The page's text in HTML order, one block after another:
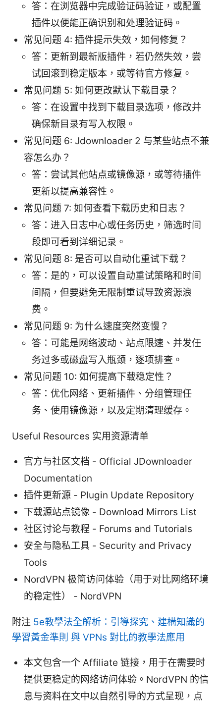
答：在浏览器中完成验证码验证，或配置
插件以便能正确识别和处理验证码。
常见问题 4: 插件提示失效，如何修复？
答：更新到最新版插件，若仍然失效，尝
试回滚到稳定版本，或等待官方修复。
常见问题 5: 如何更改默认下载目录？
答：在设置中找到下载目录选项，修改并
确保新目录有写入权限。
常见问题 6: Jdownloader 2 与某些站点不兼
容怎么办？
答：尝试其他站点或镜像源，或等待插件
更新以提高兼容性。
常见问题 7: 如何查看下载历史和日志？
答：进入日志中心或任务历史，筛选时间
段即可看到详细记录。
常见问题 8: 是否可以自动化重试下载？
答：是的，可以设置自动重试策略和时间
间隔，但要避免无限制重试导致资源浪
费。
常见问题 9: 为什么速度突然变慢？
答：可能是网络波动、站点限速、并发任
务过多或磁盘写入瓶颈，逐项排查。
常见问题 10: 如何提高下载稳定性？
答：优化网络、更新插件、分组管理任
务、使用镜像源，以及定期清理缓存。
Useful Resources 实用资源清单
官方与社区文档 - Official JDownloader
Documentation
插件更新源 - Plugin Update Repository
下载源站点镜像 - Download Mirrors List
社区讨论与教程 - Forums and Tutorials
安全与隐私工具 - Security and Privacy
Tools
NordVPN 极简访问体验（用于对比网络环境
的稳定性） - NordVPN
附注 5e教學法全解析：引導探究、建構知識的
學習黃金準則 與 VPNs 對比的教學法應用
本文包含一个 Affiliate 链接，用于在需要时
提供更稳定的网络访问体验。NordVPN 的信
息与资料在文中以自然引导的方式呈现，点